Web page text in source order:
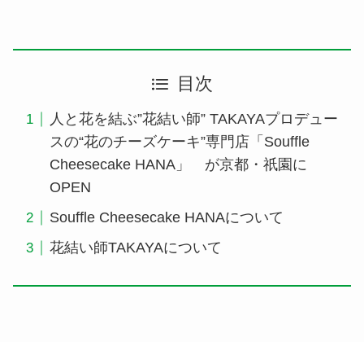
目次
人と花を結ぶ”花結い師” TAKAYAプロデュー
スの“花のチーズケーキ”専門店「Souffle
Cheesecake HANA」 が京都・祇園に
OPEN
Souffle Cheesecake HANAについて
花結い師TAKAYAについて